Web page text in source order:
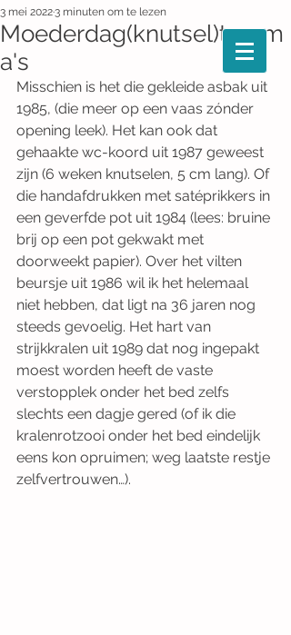
Moederdag(knutsel)traum
a's
3 mei 20223 minuten om te lezen
Misschien is het die gekleide asbak uit
1985, (die meer op een vaas zónder
opening leek). Het kan ook dat
gehaakte wc-koord uit 1987 geweest
zijn (6 weken knutselen, 5 cm lang). Of
die handafdrukken met satéprikkers in
een geverfde pot uit 1984 (lees: bruine
brij op een pot gekwakt met
doorweekt papier). Over het vilten
beursje uit 1986 wil ik het helemaal
niet hebben, dat ligt na 36 jaren nog
steeds gevoelig. Het hart van
strijkkralen uit 1989 dat nog ingepakt
moest worden heeft de vaste
verstopplek onder het bed zelfs
slechts een dagje gered (of ik die
kralenrotzooi onder het bed eindelijk
eens kon opruimen; weg laatste restje
zelfvertrouwen…).